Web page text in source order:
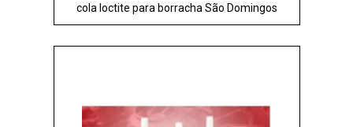
cola loctite para borracha São Domingos